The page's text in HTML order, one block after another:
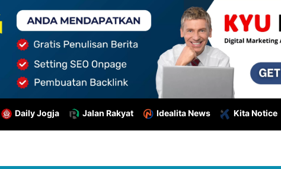
Daily Jogja Jalan Rakyat Idealita News Kita Notice